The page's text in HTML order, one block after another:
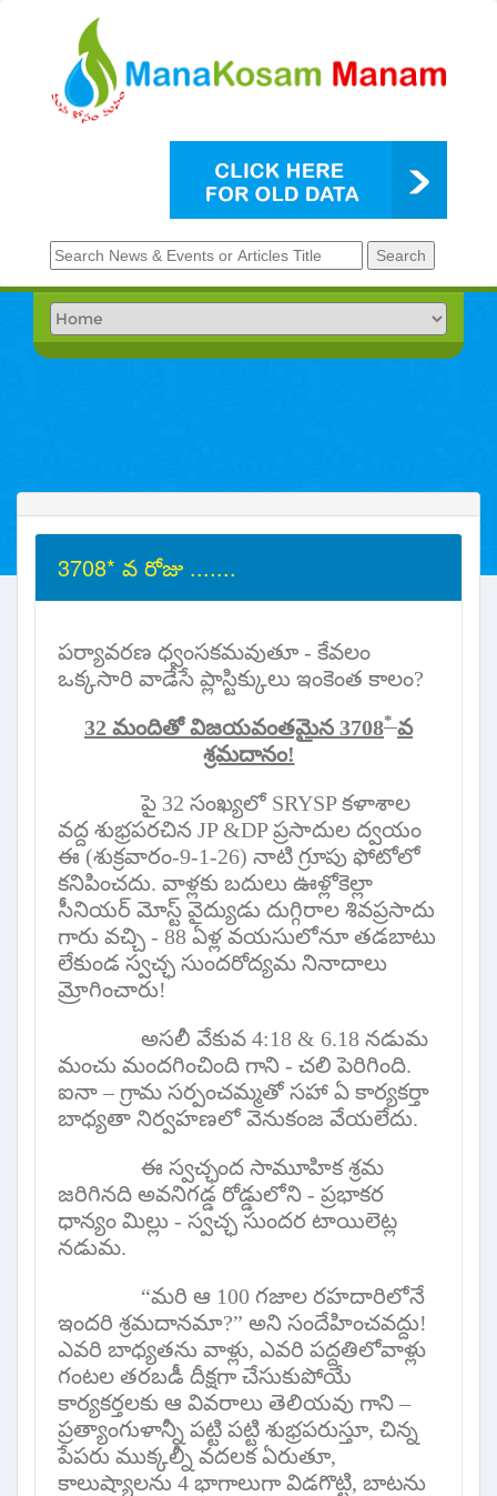
3708* వ రోజు .......
పర్యావరణ ధ్వంసకమవుతూ - కేవలం
ఒక్కసారి వాడేసే ప్లాస్టిక్కులు ఇంకెంత కాలం?
32 మందితో విజయవంతమైన 3708* వ
శ్రమదానం!
పై 32 సంఖ్యలో SRYSPకళాశాల
వద్ద శుభ్రపరచిన JP &DPప్రసాదుల ద్వయం
ఈ (శుక్రవారం-9-1-26) నాటి గ్రూపు ఫోటోలో
కనిపించదు. వాళ్లకు బదులు ఊళ్లోకెల్లా
సీనియర్ మోస్ట్ వైద్యుడు దుగ్గిరాల శివప్రసాదు
గారు వచ్చి - 88 ఏళ్ల వయసులోనూ తడబాటు
లేకుండ స్వచ్ఛ సుందరోద్యమ నినాదాలు
మ్రోగించారు!
అసలీ వేకువ 4:18 & 6.18 నడుమ
మంచు మందగించింది గాని - చలి పెరిగింది.
ఐనా – గ్రామ సర్పంచమ్మతో సహా ఏ కార్యకర్తా
బాధ్యతా నిర్వహణలో వెనుకంజ వేయలేదు.
ఈ స్వచ్ఛంద సామూహిక శ్రమ
జరిగినది అవనిగడ్డ రోడ్డులోని - ప్రభాకర
ధాన్యం మిల్లు - స్వచ్ఛ సుందర టాయిలెట్ల
నడుమ.
“మరి ఆ 100 గజాల రహదారిలోనే
ఇందరి శ్రమదానమా?” అని సందేహించవద్దు!
ఎవరి బాధ్యతను వాళ్లు, ఎవరి పద్దతిలోవాళ్లు
గంటల తరబడీ దీక్షగా చేసుకుపోయే
కార్యకర్తలకు ఆ వివరాలు తెలియవు గాని –
ప్రత్యాంగుళాన్నీ పట్టి పట్టి శుభ్రపరుస్తూ, చిన్న
పేపరు ముక్కల్నీ వదలక ఏరుతూ,
కాలుష్యాలను 4 భాగాలుగా విడగొట్టి, బాటను